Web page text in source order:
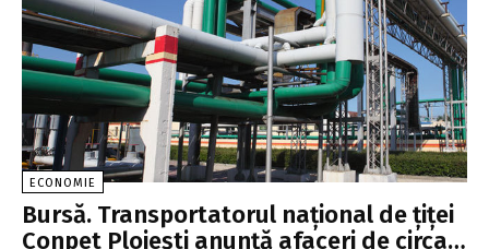
ECONOMIE
Bursă. Transportatorul naţional de ţiţei
Conpet Ploieşti anunţă afaceri de circa…